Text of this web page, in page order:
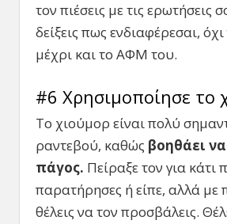
τον πιέσεις με τις ερωτήσεις
δείξεις πως ενδιαφέρεσαι,
μέχρι και το ΑΦΜ του.
#6 Χρησιμοποίησε το
Το χιούμορ είναι πολύ
ραντεβού, καθώς βοηθάει να
πάγος. Πείραξε τον για κάτι
παρατήρησες ή είπε, αλλά με
θέλεις να τον προσβάλεις.